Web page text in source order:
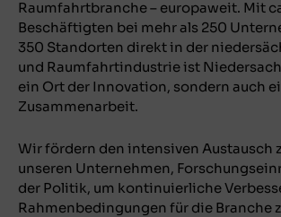
Raumfahrtbranche – europaweit. Mit
Beschäftigten bei mehr als 250
350 Standorten direkt in der
und Raumfahrtindustrie ist
ein Ort der Innovation, sondern auch
Zusammenarbeit.
Wir fördern den intensiven Austausch
unseren Unternehmen,
der Politik, um kontinuierliche
Rahmenbedingungen für die Branche